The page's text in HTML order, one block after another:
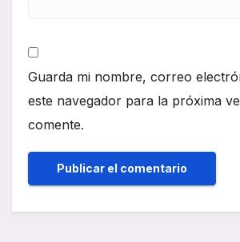
Guarda mi nombre, correo
este navegador para la próxima
comente.